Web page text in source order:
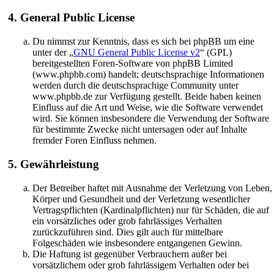
4. General Public License
Du nimmst zur Kenntnis, dass es sich bei phpBB um eine
unter der „GNU General Public License v2“ (GPL)
bereitgestellten Foren-Software von phpBB Limited
(www.phpbb.com) handelt; deutschsprachige Informationen
werden durch die deutschsprachige Community unter
www.phpbb.de zur Verfügung gestellt. Beide haben keinen
Einfluss auf die Art und Weise, wie die Software verwendet
wird. Sie können insbesondere die Verwendung der Software
für bestimmte Zwecke nicht untersagen oder auf Inhalte
fremder Foren Einfluss nehmen.
5. Gewährleistung
Der Betreiber haftet mit Ausnahme der Verletzung von Leben,
Körper und Gesundheit und der Verletzung wesentlicher
Vertragspflichten (Kardinalpflichten) nur für Schäden, die auf
ein vorsätzliches oder grob fahrlässiges Verhalten
zurückzuführen sind. Dies gilt auch für mittelbare
Folgeschäden wie insbesondere entgangenen Gewinn.
Die Haftung ist gegenüber Verbrauchern außer bei
vorsätzlichem oder grob fahrlässigem Verhalten oder bei